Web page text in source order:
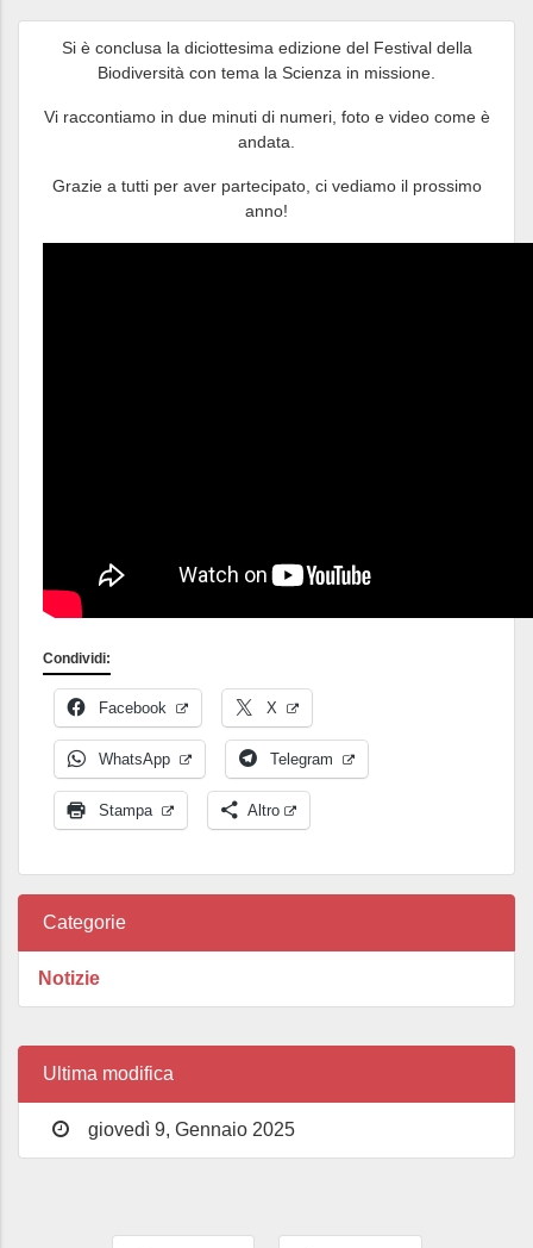
Si è conclusa la diciottesima edizione del Festival della
Biodiversità con tema la Scienza in missione.
Vi raccontiamo in due minuti di numeri, foto e video come è
andata.
Grazie a tutti per aver partecipato, ci vediamo il prossimo
anno!
Condividi:
Facebook X
WhatsApp Telegram
Stampa Altro
Categorie
Notizie
Ultima modifica
giovedì 9, Gennaio 2025